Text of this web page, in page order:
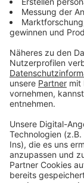
Wir
Fünf für
Anzeige